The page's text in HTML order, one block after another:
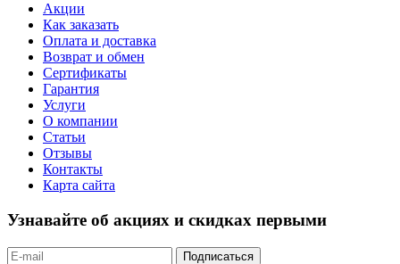
Акции
Как заказать
Оплата и доставка
Возврат и обмен
Сертификаты
Гарантия
Услуги
О компании
Статьи
Отзывы
Контакты
Карта сайта
Узнавайте об акциях и скидках первыми
Подписаться